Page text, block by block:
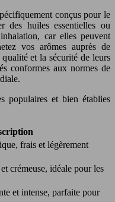
conçus pour le
des huiles essentielles ou
car elles peuvent
vos arômes auprès de
et la sécurité de leurs
conformes aux normes de
populaires et bien établies
frais et légèrement
crémeuse, idéale pour les
et intense, parfaite pour